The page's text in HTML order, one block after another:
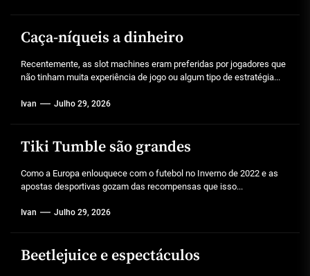
Caça-níqueis a dinheiro
Recentemente, as slot machines eram preferidas por jogadores que
não tinham muita experiência de jogo ou algum tipo de estratégia...
Ivan Julho 29, 2026
Tiki Tumble são grandes
Como a Europa enlouquece com o futebol no Inverno de 2022 e as
apostas desportivas gozam das recompensas que isso...
Ivan Julho 29, 2026
Beetlejuice e espectáculos